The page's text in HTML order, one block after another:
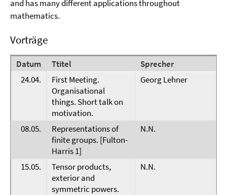
and has many different applications throughout
mathematics.
Vorträge
Datum Ttitel
Sprecher
24.04.
First Meeting.
Organisational
things. Short talk on
motivation.
Georg Lehner
08.05.
Representations of
finite groups. [Fulton-
Harris 1]
N.N.
15.05.
Tensor products,
exterior and
symmetric powers.
N.N.